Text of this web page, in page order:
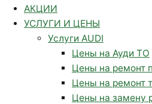
АКЦИИ
УСЛУГИ И ЦЕНЫ
Услуги AUDI
Цены на Ауди ТО
Цены на ремонт
Цены на ремонт
Цены на замену